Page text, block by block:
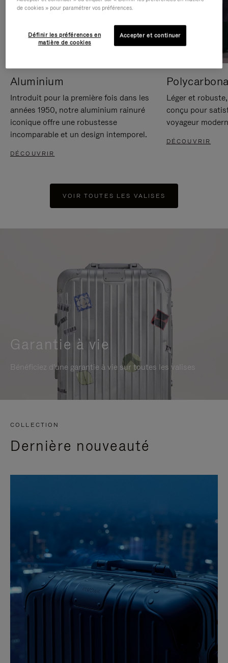
Aluminium
Introduit pour la première fois dans les
années 1950, notre aluminium rainuré
iconique offre une robustesse
incomparable et un design intemporel.
DÉCOUVRIR
Léger et
conçu pour
voyageur
DÉCOUVRIR
VOIR TOUTES LES VALISES
Garantie à vie
Bénéficiez d'une garantie à vie sur toutes les valises
COLLECTION
Dernière nouveauté
de cookies » pour paramétrer vos préférences.
Définir les préférences en
matière de cookies
Accepter et continuer